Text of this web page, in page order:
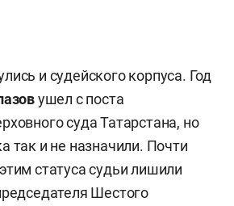
и судейского корпуса. Год
ушел с поста
суда Татарстана, но
так и не назначили. Почти
статуса судьи лишили
Шестого